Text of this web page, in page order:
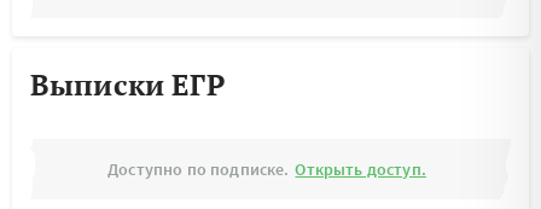
Выписки ЕГР
Доступно по подписке. Открыть доступ.